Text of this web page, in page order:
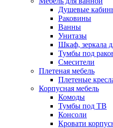
Душевые
Раковины
Ванны
Унитазы
Шкаф, зеркала
Тумбы под
Смесители
Плетеная мебель
Плетеные
Корпусная мебель
Комоды
Тумбы под ТВ
Консоли
Кровати